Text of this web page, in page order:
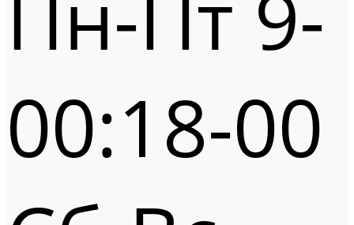
00:18-00